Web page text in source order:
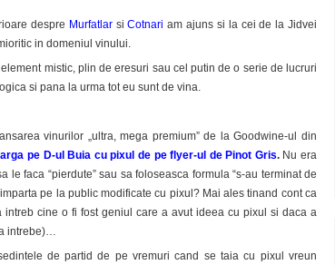
despre Murfatlar siCotnariam ajuns si la cei de la Jidvei
in domeniul vinului.
mistic, plin de eresuri sau cel putin de o serie de lucruri
si pana la urma tot eu sunt de vina.
vinurilor „ultra, mega premium” de la Goodwine-ul din
pe D-ul Buia cu pixul de pe flyer-ul de Pinot Gris.Nu era
le faca “pierdute” sau sa foloseasca formula “s-au terminat de
pe la public modificate cu pixul? Mai ales tinand cont ca
cine o fi fost geniul care a avut ideea cu pixul si daca a
intrebe)…
de partid de pe vremuri cand se taia cu pixul vreun